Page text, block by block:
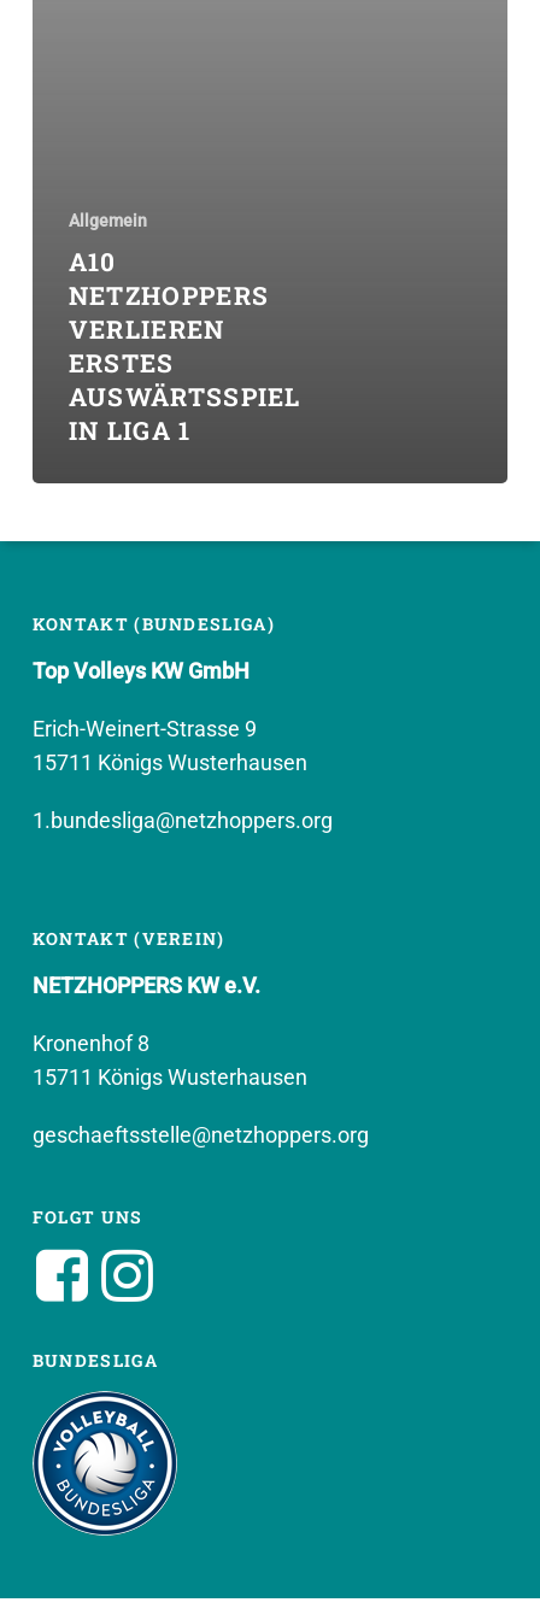
Allgemein
A10
NETZHOPPERS
VERLIEREN
ERSTES
AUSWÄRTSSPIEL
IN LIGA 1
KONTAKT (BUNDESLIGA)
Top Volleys KW GmbH
Erich-Weinert-Strasse 9
15711 Königs Wusterhausen
1.bundesliga@netzhoppers.org
KONTAKT (VEREIN)
NETZHOPPERS KW e.V.
Kronenhof 8
15711 Königs Wusterhausen
geschaeftsstelle@netzhoppers.org
FOLGT UNS
BUNDESLIGA